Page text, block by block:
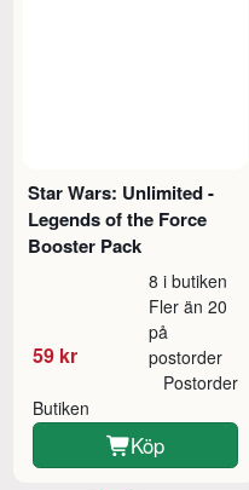
Star Wars: Unlimited -
Legends of the Force
Booster Pack
59 kr
8 i butiken
Fler än 20
på
postorder
Butiken
Postorder
Köp